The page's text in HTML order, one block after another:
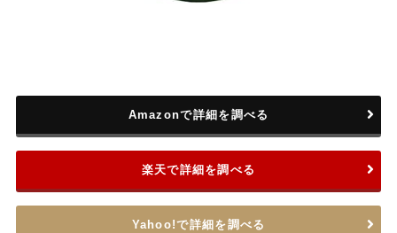
Amazonで詳細を調べる
楽天で詳細を調べる
Yahoo!で詳細を調べる